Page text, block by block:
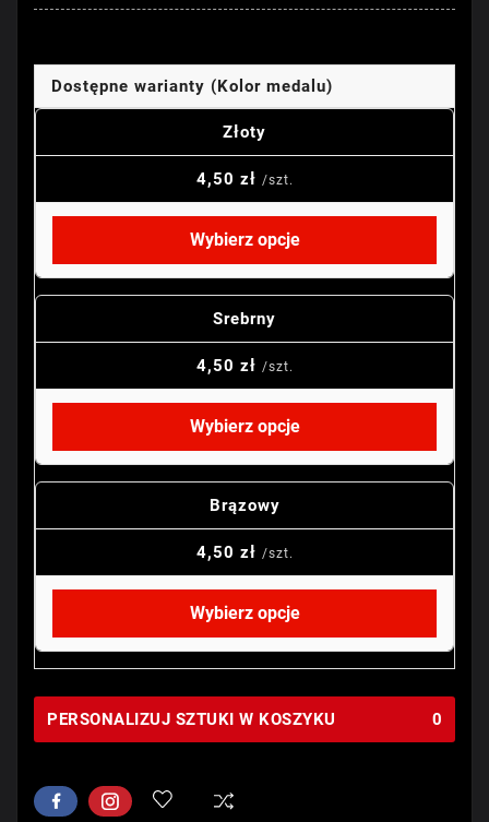
Dostępne warianty (Kolor medalu)
Złoty
4,50 zł /szt.
Wybierz opcje
Srebrny
4,50 zł /szt.
Wybierz opcje
Brązowy
4,50 zł /szt.
Wybierz opcje
PERSONALIZUJ SZTUKI W KOSZYKU 0